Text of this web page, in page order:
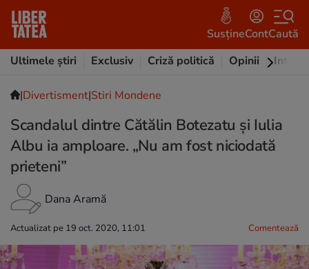
SusțineContCaută
Ultimele știri
Exclusiv Criză politică Opinii
|Divertisment|Stiri Mondene
Scandalul dintre Cătălin Botezatu și Iulia
Albu ia amploare. „Nu am fost niciodată
prieteni”
Dana Aramă
Actualizat pe 19 oct. 2020, 11:01 Comentează